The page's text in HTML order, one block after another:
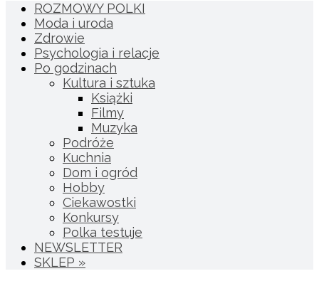
ROZMOWY POLKI
Moda i uroda
Zdrowie
Psychologia i relacje
Po godzinach
Kultura i sztuka
Książki
Filmy
Muzyka
Podróże
Kuchnia
Dom i ogród
Hobby
Ciekawostki
Konkursy
Polka testuje
NEWSLETTER
SKLEP »